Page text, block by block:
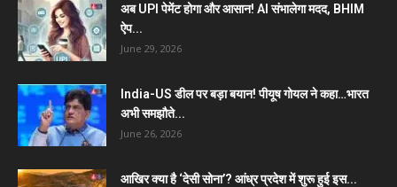
अब UPI पेमेंट होगा और आसान! AI संभालेगा मदद, BHIM
ऐप...
June 29, 2026
India-US डील पर बड़ा बयान! पीयूष गोयल ने कहा…भारत
अभी समझौते...
June 26, 2026
आखिर क्या है ‘देसी सोना’? आंध्र प्रदेश में शुरू हुई इस...